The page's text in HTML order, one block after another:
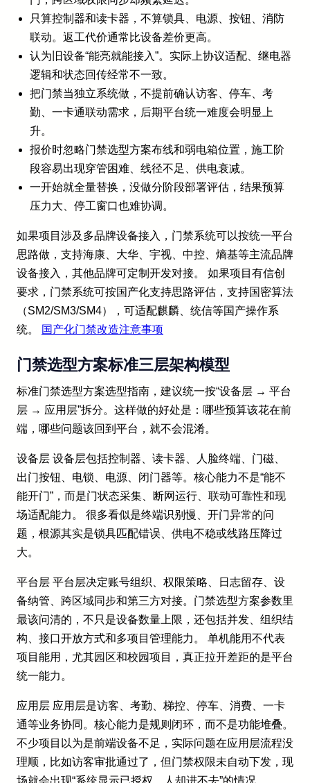
只算控制器和读卡器，不算锁具、电源、按钮、消防
联动。返工代价通常比设备差价更高。
认为旧设备“能亮就能接入”。实际上协议适配、继电器
逻辑和状态回传经常不一致。
把门禁当独立系统做，不提前确认访客、停车、考
勤、一卡通联动需求，后期平台统一难度会明显上
升。
报价时忽略门禁选型方案布线和弱电箱位置，施工阶
段容易出现穿管困难、线径不足、供电衰减。
一开始就全量替换，没做分阶段部署评估，结果预算
压力大、停工窗口也难协调。
如果项目涉及多品牌设备接入，门禁系统可以按统一平台
思路做，支持海康、大华、宇视、中控、熵基等主流品牌
设备接入，其他品牌可定制开发对接。 如果项目有信创
要求，门禁系统可按国产化支持思路评估，支持国密算法
（SM2/SM3/SM4），可适配麒麟、统信等国产操作系
统。
国产化门禁改造注意事项
门禁选型方案标准三层架构模型
标准门禁选型方案选型指南，建议统一按“设备层 → 平台
层 → 应用层”拆分。这样做的好处是：哪些预算该花在前
端，哪些问题该回到平台，就不会混淆。
设备层 设备层包括控制器、读卡器、人脸终端、门磁、
出门按钮、电锁、电源、闭门器等。核心能力不是“能不
能开门”，而是门状态采集、断网运行、联动可靠性和现
场适配能力。 很多看似是终端识别慢、开门异常的问
题，根源其实是锁具匹配错误、供电不稳或线路压降过
大。
平台层 平台层决定账号组织、权限策略、日志留存、设
备纳管、跨区域同步和第三方对接。门禁选型方案参数里
最该问清的，不只是设备数量上限，还包括并发、组织结
构、接口开放方式和多项目管理能力。 单机能用不代表
项目能用，尤其园区和校园项目，真正拉开差距的是平台
统一能力。
应用层 应用层是访客、考勤、梯控、停车、消费、一卡
通等业务协同。核心能力是规则闭环，而不是功能堆叠。
不少项目以为是前端设备不足，实际问题在应用层流程没
理顺，比如访客审批通过了，但门禁权限未自动下发，现